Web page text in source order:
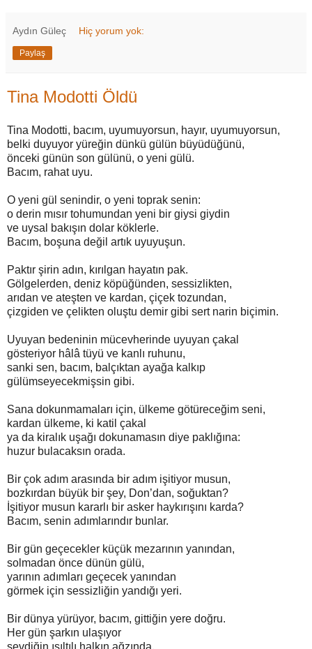
Aydın Güleç Hiç yorum yok:
Paylaş
Tina Modotti Öldü
Tina Modotti, bacım, uyumuyorsun, hayır, uyumuyorsun,
belki duyuyor yüreğin dünkü gülün büyüdüğünü,
önceki günün son gülünü, o yeni gülü.
Bacım, rahat uyu.
O yeni gül senindir, o yeni toprak senin:
o derin mısır tohumundan yeni bir giysi giydin
ve uysal bakışın dolar köklerle.
Bacım, boşuna değil artık uyuyuşun.
Paktır şirin adın, kırılgan hayatın pak.
Gölgelerden, deniz köpüğünden, sessizlikten,
arıdan ve ateşten ve kardan, çiçek tozundan,
çizgiden ve çelikten oluştu demir gibi sert narin biçimin.
Uyuyan bedeninin mücevherinde uyuyan çakal
gösteriyor hâlâ tüyü ve kanlı ruhunu,
sanki sen, bacım, balçıktan ayağa kalkıp
gülümseyecekmişsin gibi.
Sana dokunmamaları için, ülkeme götüreceğim seni,
kardan ülkeme, ki katil çakal
ya da kiralık uşağı dokunamasın diye paklığına:
huzur bulacaksın orada.
Bir çok adım arasında bir adım işitiyor musun,
bozkırdan büyük bir şey, Don’dan, soğuktan?
İşitiyor musun kararlı bir asker haykırışını karda?
Bacım, senin adımlarındır bunlar.
Bir gün geçecekler küçük mezarının yanından,
solmadan önce dünün gülü,
yarının adımları geçecek yanından
görmek için sessizliğin yandığı yeri.
Bir dünya yürüyor, bacım, gittiğin yere doğru.
Her gün şarkın ulaşıyor
sevdiğin ışıltılı halkın ağzında.